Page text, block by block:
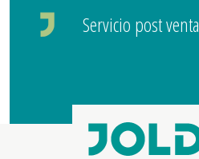
Servicio post venta